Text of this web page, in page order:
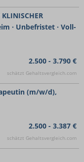
· Unbefristet · Voll-
2.500 - 3.790 €
schätzt Gehaltsvergleich.com
(m/w/d),
2.500 - 3.387 €
schätzt Gehaltsvergleich.com